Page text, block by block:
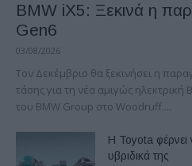
BMW iX5: Ξεκινά η
Gen6
03/08/2026
Τον Δεκέμβριο θα ξεκινήσει η
τάσης για τη νέα αμιγώς ηλεκτρική
του BMW Group στο Woodruff....
Η Toyota φέρνει
υβριδικά της